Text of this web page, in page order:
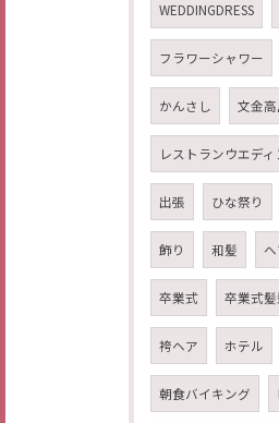
WEDDINGDRESS
フラワーシャワー
かんさし 文金
レストランウエディ
出張 ひな祭り
飾り 和髪
卒業式 卒業式髪
袴ヘア ホテル
朝食バイキング